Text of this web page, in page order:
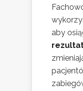
aby